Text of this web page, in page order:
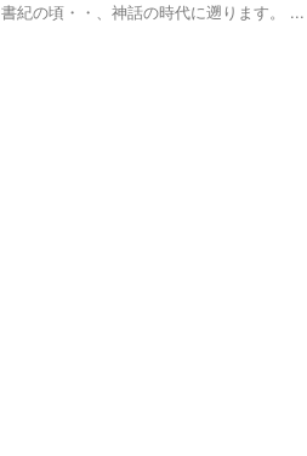
書紀の頃・・、神話の時代に遡ります。 ...